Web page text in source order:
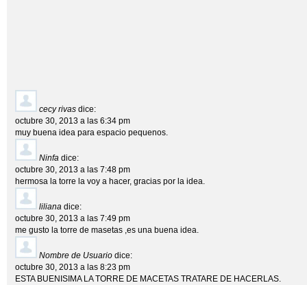
cecy rivas dice:
octubre 30, 2013 a las 6:34 pm
muy buena idea para espacio pequenos.
Ninfa dice:
octubre 30, 2013 a las 7:48 pm
hermosa la torre la voy a hacer, gracias por la idea.
liliana dice:
octubre 30, 2013 a las 7:49 pm
me gusto la torre de masetas ,es una buena idea.
Nombre de Usuario dice:
octubre 30, 2013 a las 8:23 pm
ESTA BUENISIMA LA TORRE DE MACETAS TRATARE DE HACERLAS.